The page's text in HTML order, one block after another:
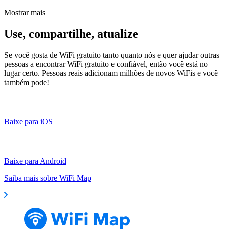
Mostrar mais
Use, compartilhe, atualize
Se você gosta de WiFi gratuito tanto quanto nós e quer ajudar outras
pessoas a encontrar WiFi gratuito e confiável, então você está no
lugar certo. Pessoas reais adicionam milhões de novos WiFis e você
também pode!
Baixe para iOS
Baixe para Android
Saiba mais sobre WiFi Map